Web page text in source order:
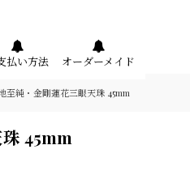
払い方法 オーダーメイド
至純・金剛蓮花三眼天珠 45mm
45mm